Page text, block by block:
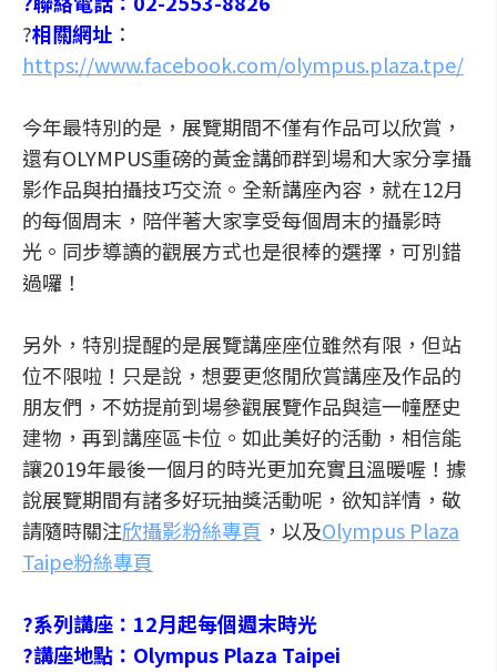
?相關網址 ：
https://www.facebook.com/olympus.plaza.tpe/
今年最特別的是，展覽期間不僅有作品可以欣賞，
還有OLYMPUS重磅的黃金講師群到場和大家分享攝
影作品與拍攝技巧交流。全新講座內容，就在12月
的每個周末，陪伴著大家享受每個周末的攝影時
光。同步導讀的觀展方式也是很棒的選擇，可別錯
過囉！
另外，特別提醒的是展覽講座座位雖然有限，但站
位不限啦！只是說，想要更悠閒欣賞講座及作品的
朋友們，不妨提前到場參觀展覽作品與這一幢歷史
建物，再到講座區卡位。如此美好的活動，相信能
讓2019年最後一個月的時光更加充實且溫暖喔！據
說展覽期間有諸多好玩抽獎活動呢，欲知詳情，敬
請隨時關注欣攝影粉絲專頁 ，以及Olympus Plaza
Taipe粉絲專頁
?系列講座：12月起每個週末時光
?講座地點：Olympus Plaza Taipei